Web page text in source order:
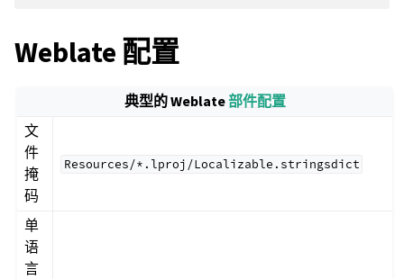
Weblate 配置
典型的 Weblate部件配置
文
件
掩
码
Resources/*.lproj/Localizable.stringsdict
单
语
言